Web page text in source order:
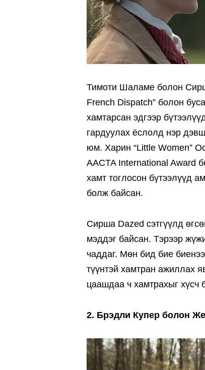
Тимоти Шаламе болон
French Dispatch” болон
хамтарсан эдгээр
гардуулах ёслолд нэр
юм. Харин “Little Women”
AACTA International Award
хамт тоглосон бүтээлүүд
болж байсан.
Сирша Dazed сэтгүүлд
мэддэг байсан. Тэрээр
чаддаг. Мөн бид бие
түүнтэй хамтран ажиллах
цаашдаа ч хамтрахыг хүсч
2. Брэдли Купер болон